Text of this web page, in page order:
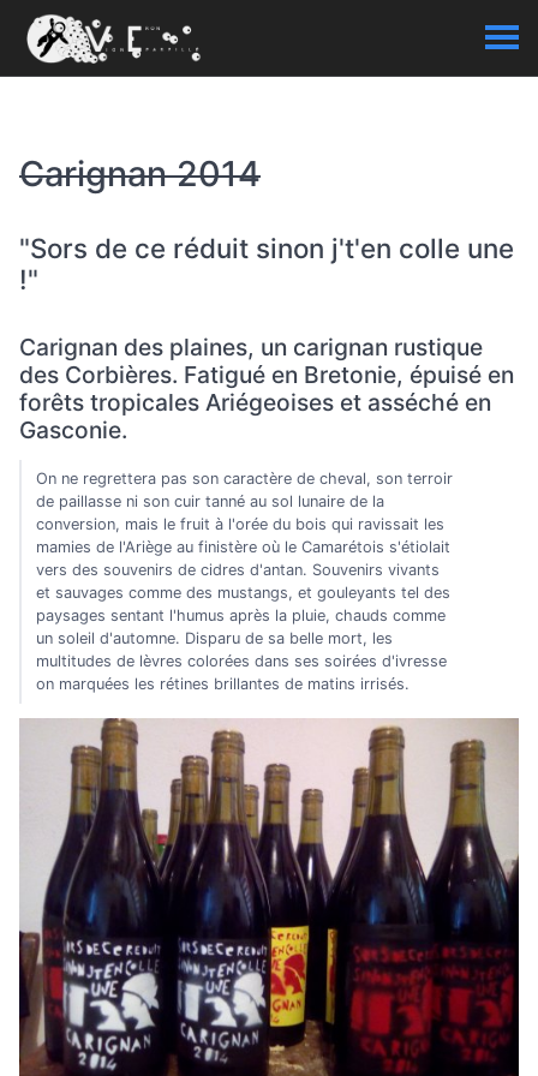
Carignan 2014
"Sors de ce réduit sinon j't'en colle une
!"
Carignan des plaines, un carignan rustique
des Corbières. Fatigué en Bretonie, épuisé en
forêts tropicales Ariégeoises et asséché en
Gasconie.
On ne regrettera pas son caractère de cheval, son terroir
de paillasse ni son cuir tanné au sol lunaire de la
conversion, mais le fruit à l'orée du bois qui ravissait les
mamies de l'Ariège au finistère où le Camarétois s'étiolait
vers des souvenirs de cidres d'antan. Souvenirs vivants
et sauvages comme des mustangs, et gouleyants tel des
paysages sentant l'humus après la pluie, chauds comme
un soleil d'automne. Disparu de sa belle mort, les
multitudes de lèvres colorées dans ses soirées d'ivresse
on marquées les rétines brillantes de matins irrisés.